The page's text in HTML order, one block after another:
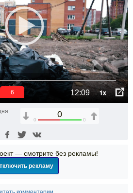
12:09 1x
6
0
0 0
— смотрите без рекламы!
рекламу